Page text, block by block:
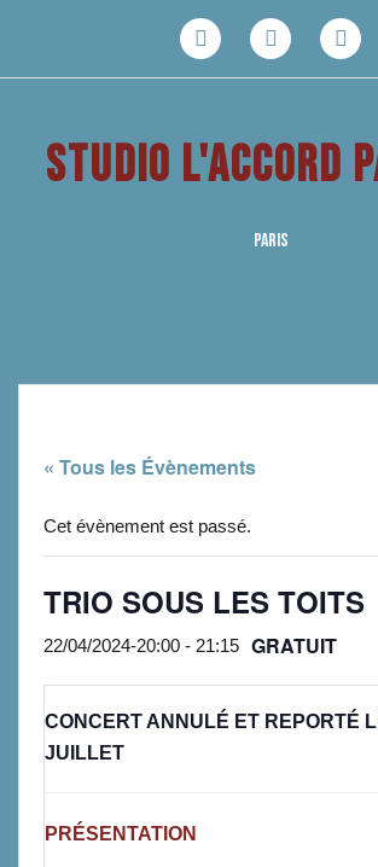
STUDIO L'ACCORD
PARIS
« Tous les Évènements
Cet évènement est passé.
TRIO SOUS LES TOITS
22/04/2024-20:00 - 21:15 GRATUIT
CONCERT ANNULÉ ET REPORTÉ
JUILLET
PRÉSENTATION